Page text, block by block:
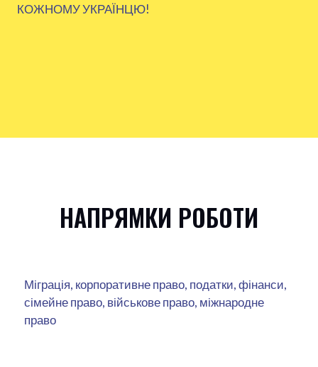
КОЖНОМУ УКРАЇНЦЮ!
НАПРЯМКИ РОБОТИ
Міграція, корпоративне право, податки, фінанси,
сімейне право, військове право, міжнародне
право